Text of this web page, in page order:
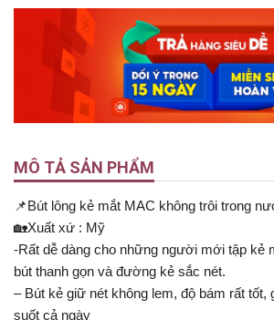
MÔ TẢ SẢN PHẨM
📌Bút lông kẻ mắt MAC không trôi trong
🏡Xuất xứ : Mỹ
-Rất dễ dàng cho những người mới tập kẻ
bút thanh gọn và đường kẻ sắc nét.
– Bút kẻ giữ nét không lem, độ bám rất tốt,
suốt cả ngày